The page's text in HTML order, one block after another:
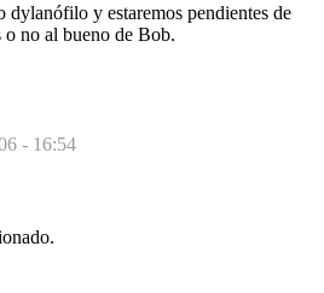
dylanófilo y estaremos pendientes de
o no al bueno de Bob.
- 16:54